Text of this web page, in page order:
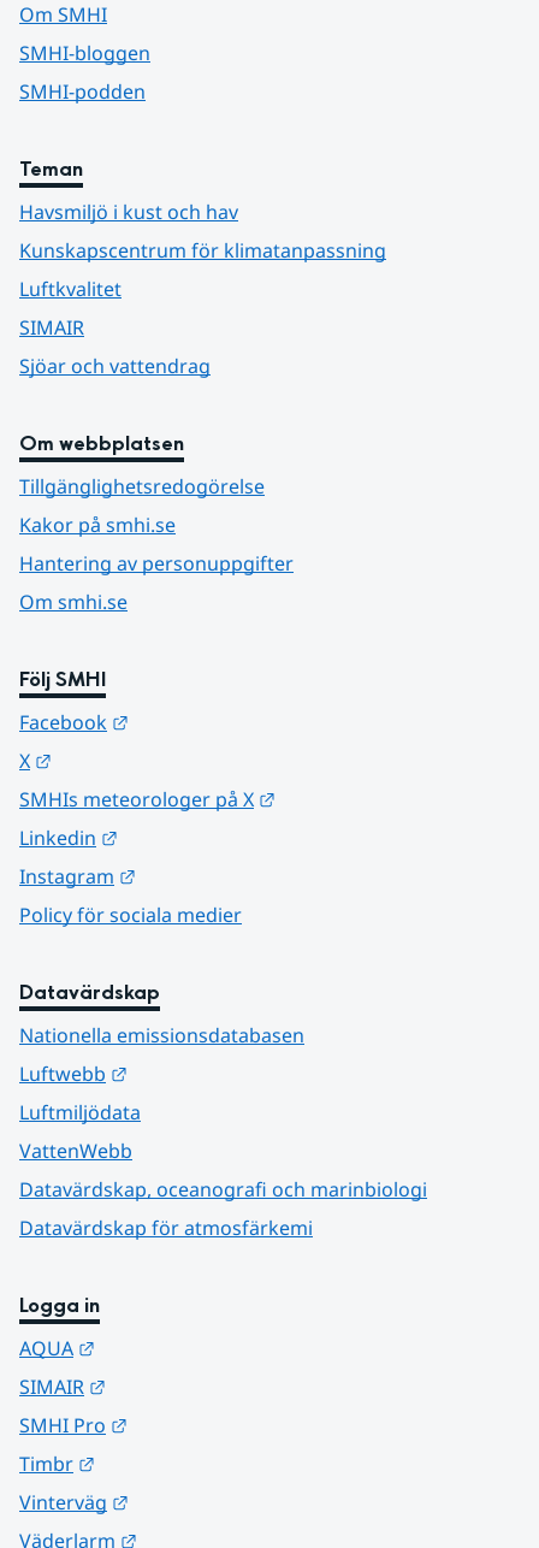
Om SMHI
SMHI-bloggen
SMHI-podden
Teman
Havsmiljö i kust och hav
Kunskapscentrum för klimatanpassning
Luftkvalitet
SIMAIR
Sjöar och vattendrag
Om webbplatsen
Tillgänglighetsredogörelse
Kakor på smhi.se
Hantering av personuppgifter
Om smhi.se
Följ SMHI
Facebook
X
SMHIs meteorologer på X
Linkedin
Instagram
Policy för sociala medier
Datavärdskap
Nationella emissionsdatabasen
Luftwebb
Luftmiljödata
VattenWebb
Datavärdskap, oceanografi och marinbiologi
Datavärdskap för atmosfärkemi
Logga in
AQUA
SIMAIR
SMHI Pro
Timbr
Vinterväg
Väderlarm